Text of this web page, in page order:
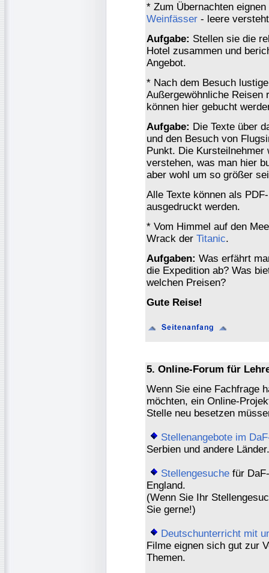
* Zum Übernachten
Weinfässer - leere
Aufgabe: Stellen sie die
Hotel zusammen und
Angebot.
* Nach dem Besuch
Außergewöhnliche Reisen
können hier gebucht
Aufgabe: Die Texte über
und den Besuch von
Punkt. Die Kursteilnehmer
verstehen, was man hier
aber wohl um so größer
Alle Texte können als
ausgedruckt werden.
* Vom Himmel auf den
Wrack der Titanic.
Aufgaben: Was erfährt
die Expedition ab? Was
welchen Preisen?
Gute Reise!
5. Online-Forum für
Wenn Sie eine Fachfrage
möchten, ein Online-
Stelle neu besetzen
Stellenangebote im
Serbien und andere Länder.
Stellengesuche für
England.
(Wenn Sie Ihr
Sie gerne!)
Deutschunterricht mit
Filme eignen sich gut zur
Themen.